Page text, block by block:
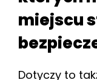
miejscu
Dotyczy to